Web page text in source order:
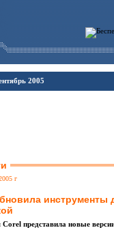
2005
г
представила новые